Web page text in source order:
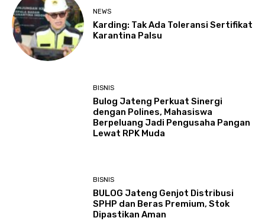
NEWS
Karding: Tak Ada Toleransi Sertifikat
Karantina Palsu
BISNIS
Bulog Jateng Perkuat Sinergi
dengan Polines, Mahasiswa
Berpeluang Jadi Pengusaha Pangan
Lewat RPK Muda
BISNIS
BULOG Jateng Genjot Distribusi
SPHP dan Beras Premium, Stok
Dipastikan Aman